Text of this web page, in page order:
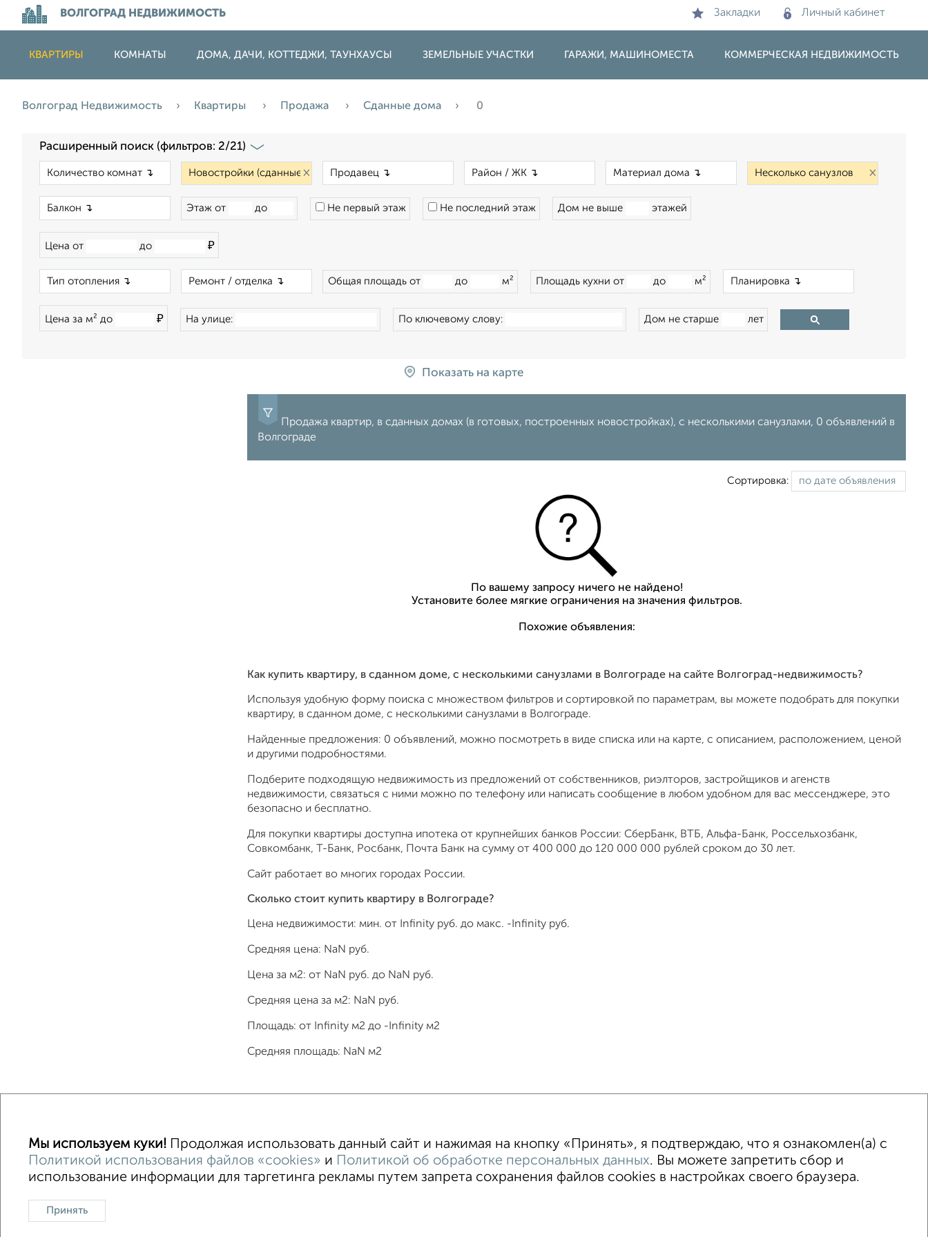
ВОЛГОГРАД НЕДВИЖИМОСТЬ Закладки Личный кабинет
КВАРТИРЫ КОМНАТЫ ДОМА, ДАЧИ, КОТТЕДЖИ, ТАУНХАУСЫ ЗЕМЕЛЬНЫЕ УЧАСТКИ ГАРАЖИ, МАШИНОМЕСТА КОММЕРЧЕСКАЯ НЕДВИЖИМОСТЬ
Волгоград Недвижимость Квартиры Продажа Сданные дома 0
Расширенный поиск (фильтров: 2/21)
× ×
Этаж от до Не первый этаж Не последний этаж Дом не выше этажей
Цена от до ₽
Общая площадь от до м² Площадь кухни от до м²
Цена за м² до ₽ На улице: По ключевому слову: Дом не старше лет
Показать на карте
Продажа квартир, в сданных домах (в готовых, построенных новостройках), с несколькими санузлами, 0 объявлений в
Волгограде
Сортировка:
По вашему запросу ничего не найдено!
Установите более мягкие ограничения на значения фильтров.
Похожие объявления:
Как купить квартиру, в сданном доме, с несколькими санузлами в Волгограде на сайте Волгоград-недвижимость?
Используя удобную форму поиска с множеством фильтров и сортировкой по параметрам, вы можете подобрать для покупки
квартиру, в сданном доме, с несколькими санузлами в Волгограде.
Найденные предложения: 0 объявлений, можно посмотреть в виде списка или на карте, с описанием, расположением, ценой
и другими подробностями.
Подберите подходящую недвижимость из предложений от собственников, риэлторов, застройщиков и агенств
недвижимости, связаться с ними можно по телефону или написать сообщение в любом удобном для вас мессенджере, это
безопасно и бесплатно.
Для покупки квартиры доступна ипотека от крупнейших банков России: СберБанк, ВТБ, Альфа-Банк, Россельхозбанк,
Совкомбанк, Т-Банк, Росбанк, Почта Банк на сумму от 400 000 до 120 000 000 рублей сроком до 30 лет.
Сайт работает во многих городах России.
Сколько стоит купить квартиру в Волгограде?
Цена недвижимости: мин. от Infinity руб. до макс. -Infinity руб.
Средняя цена: NaN руб.
Цена за м2: от NaN руб. до NaN руб.
Средняя цена за м2: NaN руб.
Площадь: от Infinity м2 до -Infinity м2
Средняя площадь: NaN м2
В новостройке В строящемся доме В новом доме
Контакты Политика конфиденциальности Пользовательское соглашение Волгоград, улица Огарёва 15 © 2015–2026 Сайт-доска объявлений недвижимости
О проекте
Мы используем куки! Продолжая использовать данный сайт и нажимая на кнопку «Принять», я подтверждаю, что я ознакомлен(а) с
Политикой использования файлов «cookies» и Политикой об обработке персональных данных. Вы можете запретить сбор и
использование информации для таргетинга рекламы путем запрета сохранения файлов cookies в настройках своего браузера.
Принять